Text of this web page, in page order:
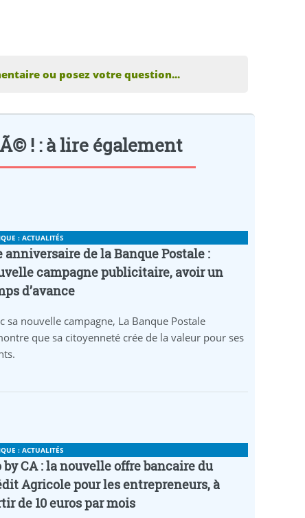
ou posez votre question...
! : à lire également
: ACTUALITÉS
anniversaire de la Banque Postale :
campagne publicitaire, avoir un
d’avance
sa nouvelle campagne, La Banque Postale
que sa citoyenneté crée de la valeur pour ses
: ACTUALITÉS
by CA : la nouvelle offre bancaire du
Agricole pour les entrepreneurs, à
de 10 euros par mois